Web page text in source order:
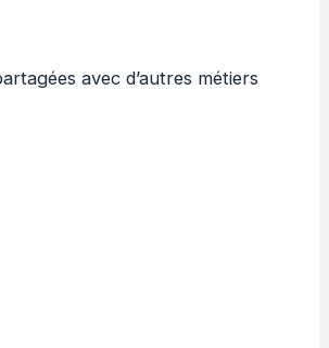
avec d’autres métiers